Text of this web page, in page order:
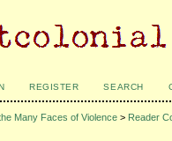
REGISTER SEARCH
Many Faces of Violence > Reader